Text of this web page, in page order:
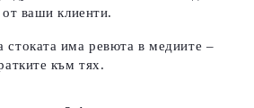
ваши клиенти.
стоката има ревюта в медиите –
към тях.